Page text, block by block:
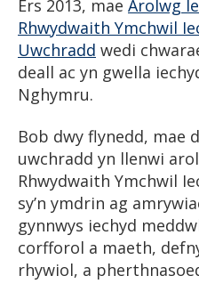
Ers 2013, mae Arolwg
Rhwydwaith Ymchwil
Uwchradd wedi
deall ac yn gwella
Nghymru.
Bob dwy flynedd, mae
uwchradd yn llenwi
Rhwydwaith Ymchwil
sy’n ymdrin ag
gynnwys iechyd
corfforol a maeth,
rhywiol, a